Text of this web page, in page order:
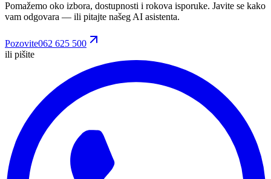
Pomažemo oko izbora, dostupnosti i rokova isporuke. Javite se kako
vam odgovara — ili pitajte našeg AI asistenta.
Pozovite062 625 500
ili pišite